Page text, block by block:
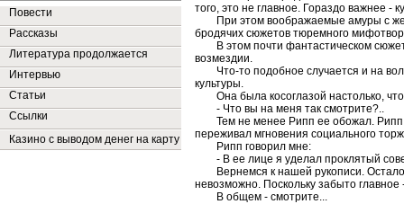
Повести
Рассказы
Литература продолжается
Интервью
Статьи
Ссылки
Казино с выводом денег на карту
того, это не главное. Гораздо важнее -
При этом воображаемые амуры с
бродячих сюжетов тюремного
В этом почти фантастическом
возмездии.
Что-то подобное случается и на
культуры.
Она была косоглазой настолько,
- Что вы на меня так смотрите?..
Тем не менее Рипп ее обожал.
переживал мгновения социального
Рипп говорил мне:
- В ее лице я уделал проклятый
Вернемся к нашей рукописи.
невозможно. Поскольку забыто главное
В общем - смотрите...